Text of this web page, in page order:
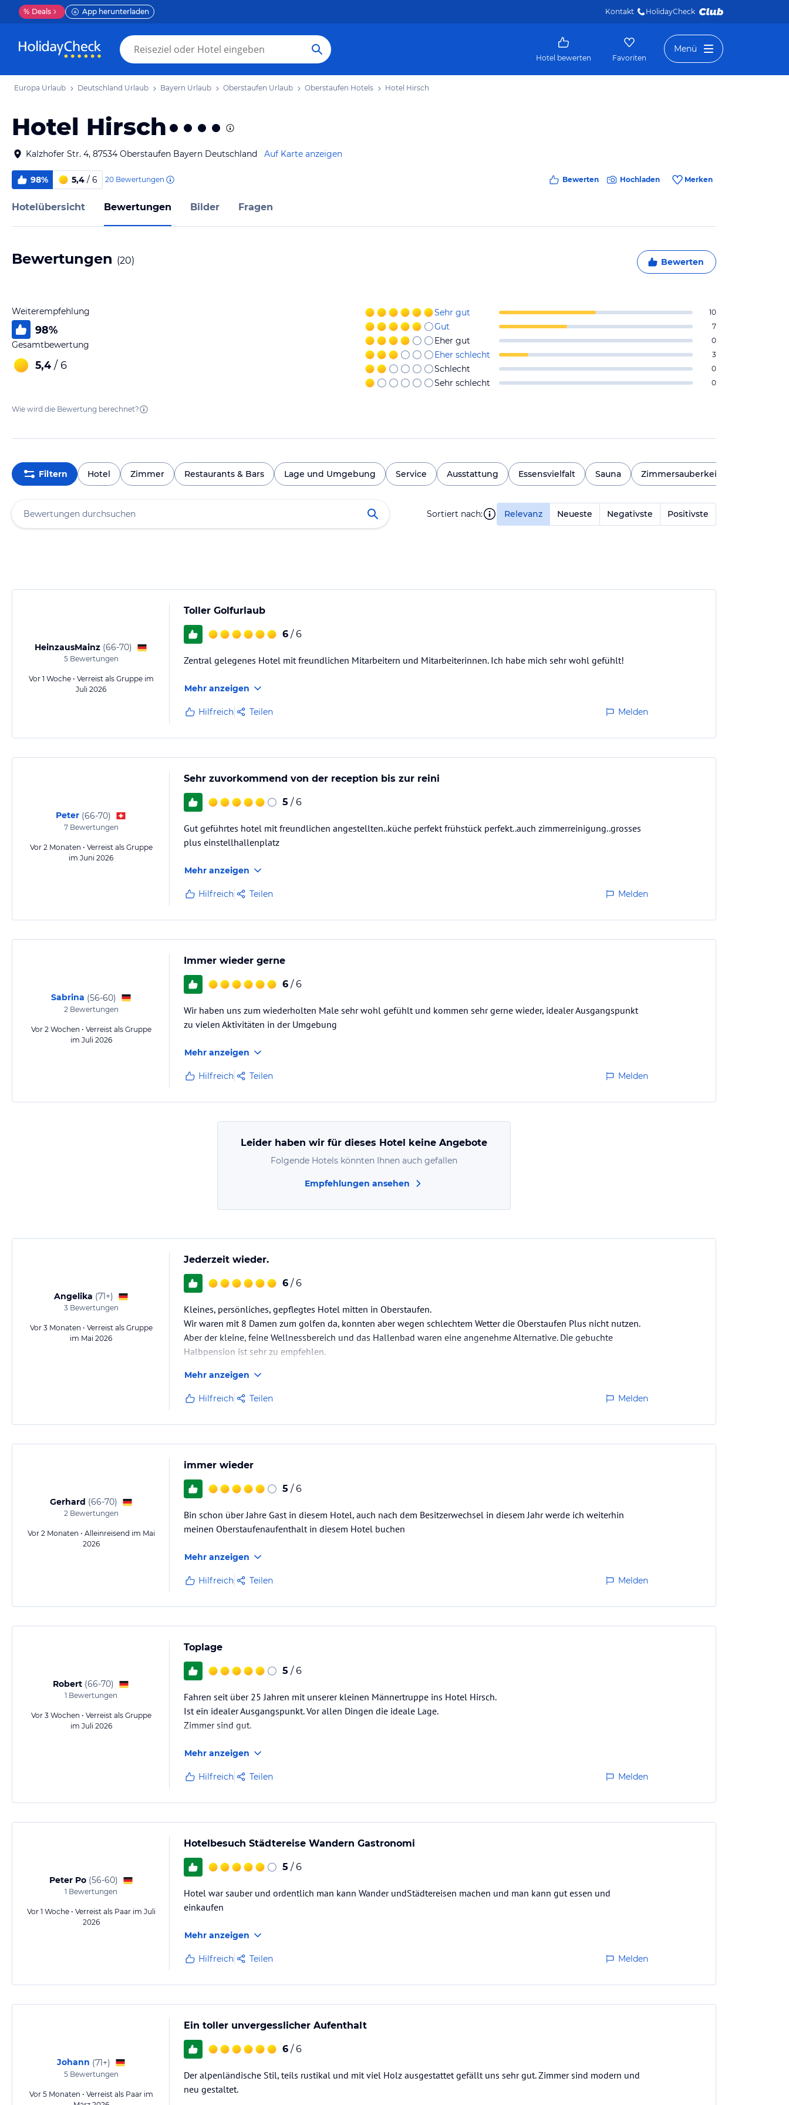
% Deals App herunterladen Kontakt HolidayCheck
Hotel bewerten Favoriten
Menü
Europa Urlaub Deutschland Urlaub Bayern Urlaub Oberstaufen Urlaub Oberstaufen Hotels Hotel Hirsch
Hotel Hirsch
Kalzhofer Str. 4, 87534 Oberstaufen Bayern Deutschland Auf Karte anzeigen
98% 5,4 / 6 20 Bewertungen Bewerten Hochladen Merken
Hotelübersicht Bewertungen Bilder Fragen
Bewertungen (20) Bewerten
Weiterempfehlung
98%
Gesamtbewertung
5,4 / 6
Sehr gut 10
Gut 7
Eher gut 0
Eher schlecht 3
Schlecht 0
Sehr schlecht 0
Wie wird die Bewertung berechnet?
Filtern Hotel Zimmer Restaurants & Bars Lage und Umgebung Service Ausstattung Essensvielfalt Sauna Zimmersauberkeit
Sortiert nach: Relevanz Neueste Negativste Positivste
HeinzausMainz (66-70)
5Bewertungen
Vor 1 Woche • Verreist als Gruppe im
Juli 2026
Toller Golfurlaub
6 / 6
Zentral gelegenes Hotel mit freundlichen Mitarbeitern und Mitarbeiterinnen. Ich habe mich sehr wohl gefühlt!
Mehr anzeigen
Hilfreich Teilen Melden
Peter (66-70)
7Bewertungen
Vor 2 Monaten • Verreist als Gruppe
im Juni 2026
Sehr zuvorkommend von der reception bis zur reini
5 / 6
Gut geführtes hotel mit freundlichen angestellten..küche perfekt frühstück perfekt..auch zimmerreinigung..grosses
plus einstellhallenplatz
Mehr anzeigen
Hilfreich Teilen Melden
Sabrina (56-60)
2Bewertungen
Vor 2 Wochen • Verreist als Gruppe
im Juli 2026
Immer wieder gerne
6 / 6
Wir haben uns zum wiederholten Male sehr wohl gefühlt und kommen sehr gerne wieder, idealer Ausgangspunkt
zu vielen Aktivitäten in der Umgebung
Mehr anzeigen
Hilfreich Teilen Melden
Leider haben wir für dieses Hotel keine Angebote
Folgende Hotels könnten Ihnen auch gefallen
Empfehlungen ansehen
Angelika (71+)
3Bewertungen
Vor 3 Monaten • Verreist als Gruppe
im Mai 2026
Jederzeit wieder.
6 / 6
Kleines, persönliches, gepflegtes Hotel mitten in Oberstaufen.
Wir waren mit 8 Damen zum golfen da, konnten aber wegen schlechtem Wetter die Oberstaufen Plus nicht nutzen.
Aber der kleine, feine Wellnessbereich und das Hallenbad waren eine angenehme Alternative. Die gebuchte
Halbpension ist sehr zu empfehlen.
Mehr anzeigen
Hilfreich Teilen Melden
Gerhard (66-70)
2Bewertungen
Vor 2 Monaten • Alleinreisend im Mai
2026
immer wieder
5 / 6
Bin schon über Jahre Gast in diesem Hotel, auch nach dem Besitzerwechsel in diesem Jahr werde ich weiterhin
meinen Oberstaufenaufenthalt in diesem Hotel buchen
Mehr anzeigen
Hilfreich Teilen Melden
Robert (66-70)
1 Bewertungen
Vor 3 Wochen • Verreist als Gruppe
im Juli 2026
Toplage
5 / 6
Fahren seit über 25 Jahren mit unserer kleinen Männertruppe ins Hotel Hirsch.
Ist ein idealer Ausgangspunkt. Vor allen Dingen die ideale Lage.
Zimmer sind gut.
Mehr anzeigen
Hilfreich Teilen Melden
Peter Po (56-60)
1 Bewertungen
Vor 1 Woche • Verreist als Paar im Juli
2026
Hotelbesuch Städtereise Wandern Gastronomi
5 / 6
Hotel war sauber und ordentlich man kann Wander undStädtereisen machen und man kann gut essen und
einkaufen
Mehr anzeigen
Hilfreich Teilen Melden
Johann (71+)
5Bewertungen
Vor 5 Monaten • Verreist als Paar im
Ein toller unvergesslicher Aufenthalt
6 / 6
Der alpenländische Stil, teils rustikal und mit viel Holz ausgestattet gefällt uns sehr gut. Zimmer sind modern und
neu gestaltet.